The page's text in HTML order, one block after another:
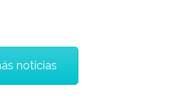
noticias